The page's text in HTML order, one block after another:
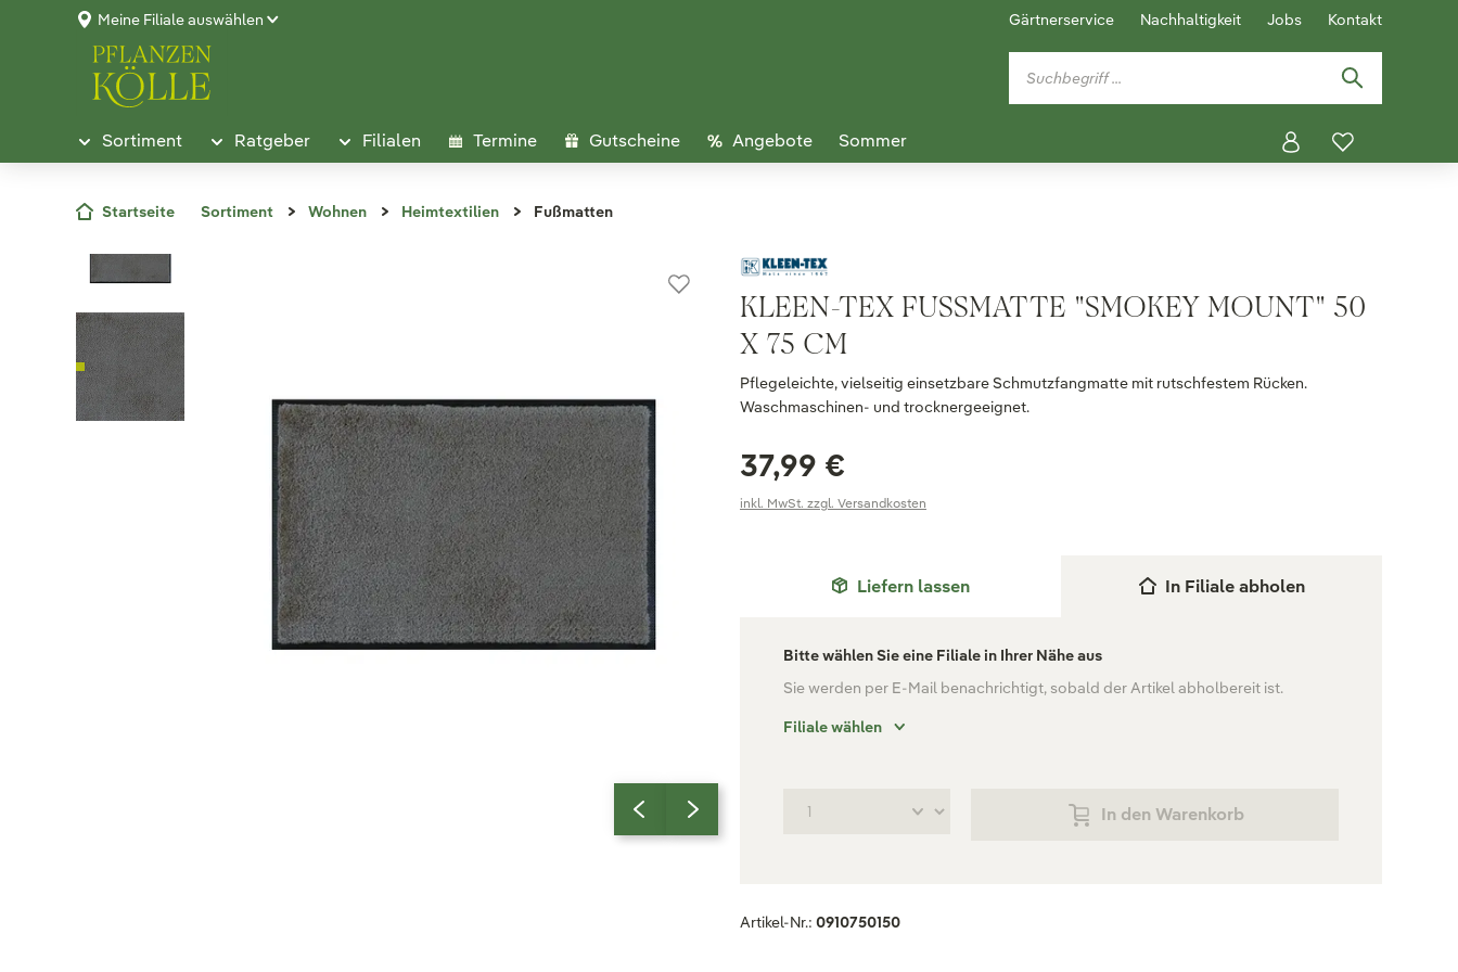
Meine Filiale auswählen Gärtnerservice Nachhaltigkeit Jobs Kontakt
Sortiment Ratgeber Filialen Termine Gutscheine Angebote Sommer
Startseite Sortiment Wohnen Heimtextilien Fußmatten
KLEEN-TEX FUSSMATTE "SMOKEY MOUNT" 50 X
75 CM
Pflegeleichte, vielseitig einsetzbare Schmutzfangmatte mit rutschfestem Rücken.
Waschmaschinen- und trocknergeeignet.
37,99 €
inkl. MwSt. zzgl. Versandkosten
Liefern lassen In Filiale abholen
Bitte wählen Sie eine Filiale in Ihrer Nähe aus
Sie werden per E-Mail benachrichtigt, sobald der Artikel abholbereit ist.
Filiale wählen
In den Warenkorb
Artikel-Nr.: 0910750150